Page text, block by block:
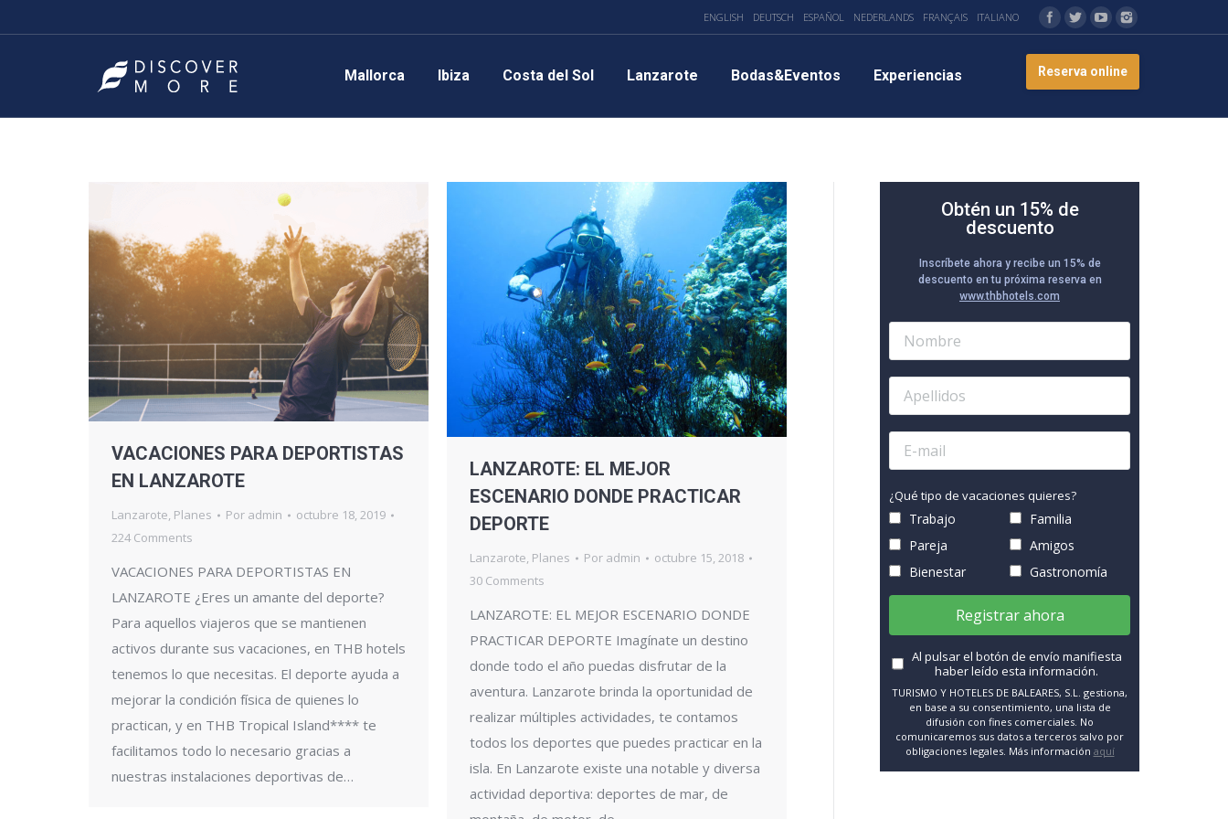
ENGLISH DEUTSCH ESPAÑOL NEDERLANDS FRANÇAIS ITALIANO
Mallorca Ibiza Costa del Sol Lanzarote Bodas&Eventos Experiencias Reserva online
VACACIONES PARA DEPORTISTAS
EN LANZAROTE
Lanzarote, Planes Por admin
octubre 18, 2019
224 Comments
VACACIONES PARA DEPORTISTAS EN
LANZAROTE ¿Eres un amante del deporte?
Para aquellos viajeros que se mantienen
activos durante sus vacaciones, en THB hotels
tenemos lo que necesitas. El deporte ayuda a
mejorar la condición física de quienes lo
practican, y en THB Tropical Island**** te
facilitamos todo lo necesario gracias a
nuestras instalaciones deportivas de…
LANZAROTE: EL MEJOR
ESCENARIO DONDE PRACTICAR
DEPORTE
Lanzarote, Planes Por admin
octubre 15, 2018
30 Comments
LANZAROTE: EL MEJOR ESCENARIO DONDE
PRACTICAR DEPORTE Imagínate un destino
donde todo el año puedas disfrutar de la
aventura. Lanzarote brinda la oportunidad de
realizar múltiples actividades, te contamos
todos los deportes que puedes practicar en la
isla. En Lanzarote existe una notable y diversa
actividad deportiva: deportes de mar, de
Obtén un 15% de
descuento
Inscríbete ahora y recibe un 15% de
descuento en tu próxima reserva en
www.thbhotels.com
¿Qué tipo de vacaciones quieres?
Trabajo
Familia
Pareja
Amigos
Bienestar
Gastronomía
Registrar ahora
Al pulsar el botón de envío manifiesta
haber leído esta información.
TURISMO Y HOTELES DE BALEARES, S.L. gestiona,
en base a su consentimiento, una lista de
difusión con fines comerciales. No
comunicaremos sus datos a terceros salvo por
obligaciones legales. Más información aquí